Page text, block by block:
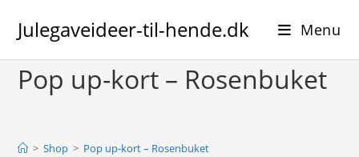
content
Julegaveideer-til-hende.dk Menu
Pop up-kort – Rosenbuket
> Shop > Pop up-kort – Rosenbuket